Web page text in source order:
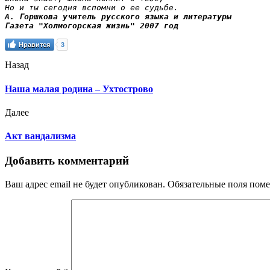
Но и ты сегодня вспомни о ее судьбе.
А. Горшкова учитель русского языка и литературы
Газета "Холмогорская жизнь" 2007 год
Нравится 3
Назад
Наша малая родина – Ухтострово
Далее
Акт вандализма
Добавить комментарий
Ваш адрес email не будет опубликован. Обязательные поля